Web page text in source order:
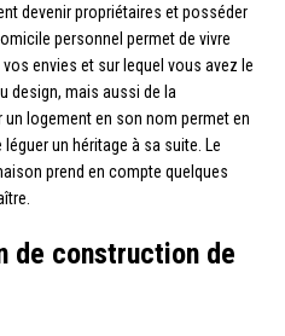
devenir propriétaires et posséder
personnel permet de vivre
envies et sur lequel vous avez le
design, mais aussi de la
logement en son nom permet en
un héritage à sa suite. Le
prend en compte quelques
de construction de